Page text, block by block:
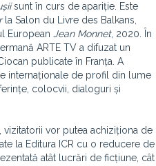
sunt în curs de apariție. Este
la Salon du Livre des Balkans,
European Jean Monnet, 2020. În
ARTE TV a difuzat un
publicate în Franța. A
internaționale de profil din lume
colocvii, dialoguri și
vizitatorii vor putea achiziționa de
la Editura ICR cu o reducere de
atât lucrări de ficțiune, cât